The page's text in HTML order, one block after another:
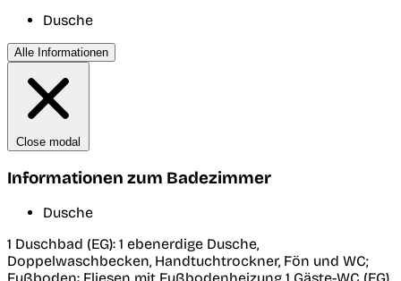
Dusche
Alle Informationen
Close modal
Informationen zum Badezimmer
Dusche
1 Duschbad (EG): 1 ebenerdige Dusche,
Doppelwaschbecken, Handtuchtrockner, Fön und WC;